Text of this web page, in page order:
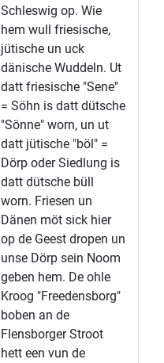
Schleswig op. Wie
hem wull friesische,
jütische un uck
dänische Wuddeln. Ut
datt friesische "Sene"
= Söhn is datt dütsche
"Sönne" worn, un ut
datt jütische "böl" =
Dörp oder Siedlung is
datt dütsche büll
worn. Friesen un
Dänen möt sick hier
op de Geest dropen un
unse Dörp sein Noom
geben hem. De ohle
Kroog "Freedensborg"
boben an de
Flensborger Stroot
hett een vun de